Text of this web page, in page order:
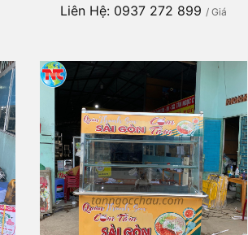
Liên Hệ: 0937 272 899 / Giá